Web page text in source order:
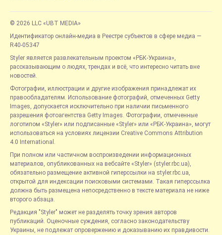
© 2026 LLC «UBT MEDIA»
Идентификатор онлайн-медиа в Реестре субъектов в сфере медиа —
R40-05347
Styler является развлекательным проектом «РБК-Украина»,
рассказывающим о людях, трендах и всё, что интересно читать вне
новостей.
Фотографии, иллюстрации и другие изображения принадлежат их
правообладателям. Использование фотографий, отмеченных Getty
Images, допускается исключительно при наличии письменного
разрешения фотоагентства Getty Images. Фотографии, отмеченные
логотипом «Styler» или подписанные «Styler» или «РБК-Украина», могут
использоваться на условиях лицензии Creative Commons Attribution
4.0 International.
При полном или частичном воспроизведении информационных
материалов, опубликованных на вебсайте «Styler» (styler.rbc.ua),
обязательно размещение активной гиперссылки на styler.rbc.ua,
открытой для индексации поисковыми системами. Такая гиперссылка
должна быть размещена непосредственно в тексте материала не ниже
второго абзаца.
Редакция "Styler" может не разделять точку зрения авторов
публикаций. Оценочные суждения, согласно законодательству
Украины, не подлежат опровержению и доказыванию их правдивости.